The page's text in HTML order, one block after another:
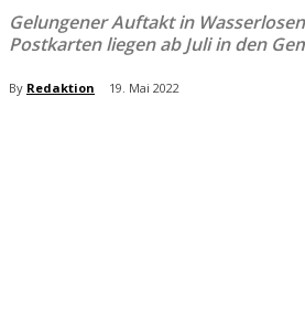
Gelungener Auftakt in
Postkarten liegen ab Juli in den
By Redaktion 19. Mai 2022